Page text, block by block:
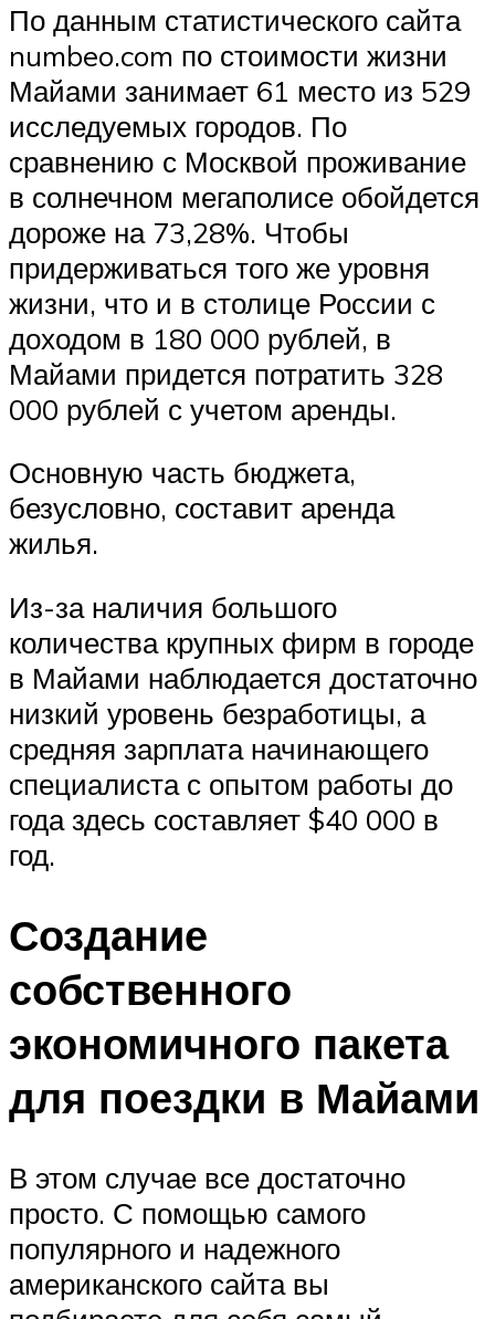
По данным статистического сайта
numbeo.com по стоимости жизни
Майами занимает 61 место из 529
исследуемых городов. По
сравнению с Москвой проживание
в солнечном мегаполисе обойдется
дороже на 73,28%. Чтобы
придерживаться того же уровня
жизни, что и в столице России с
доходом в 180 000 рублей, в
Майами придется потратить 328
000 рублей с учетом аренды.
Основную часть бюджета,
безусловно, составит аренда
жилья.
Из-за наличия большого
количества крупных фирм в городе
в Майами наблюдается достаточно
низкий уровень безработицы, а
средняя зарплата начинающего
специалиста с опытом работы до
года здесь составляет $40 000 в
год.
Создание
собственного
экономичного пакета
для поездки в Майами
В этом случае все достаточно
просто. С помощью самого
популярного и надежного
американского сайта вы